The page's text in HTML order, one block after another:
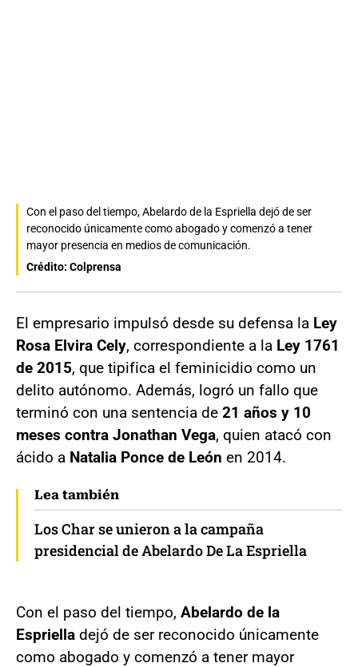
Con el paso del tiempo, Abelardo de la Espriella dejó de ser
reconocido únicamente como abogado y comenzó a tener
mayor presencia en medios de comunicación.
Crédito: Colprensa
El empresario impulsó desde su defensa la Ley
Rosa Elvira Cely, correspondiente a la Ley 1761
de 2015, que tipifica el feminicidio como un
delito autónomo. Además, logró un fallo que
terminó con una sentencia de 21 años y 10
meses contra Jonathan Vega, quien atacó con
ácido a Natalia Ponce de León en 2014.
Lea también
Los Char se unieron a la campaña
presidencial de Abelardo De La Espriella
Con el paso del tiempo, Abelardo de la
Espriella dejó de ser reconocido únicamente
como abogado y comenzó a tener mayor